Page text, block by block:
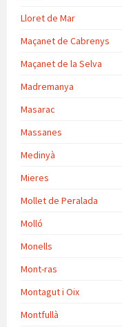
Lloret de Mar
Maçanet de Cabrenys
Maçanet de la Selva
Madremanya
Masarac
Massanes
Medinyà
Mieres
Mollet de Peralada
Molló
Monells
Mont-ras
Montagut i Oix
Montfullà